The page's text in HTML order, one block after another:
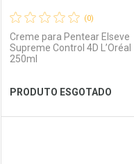
Ver Desconto Convênio
(0)
Creme para Pentear Elseve
Supreme Control 4D L’Oréal
250ml
PRODUTO ESGOTADO